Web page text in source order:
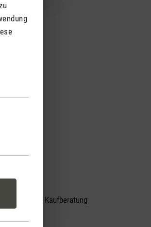
Persönliche Kaufberatung
per Telefon